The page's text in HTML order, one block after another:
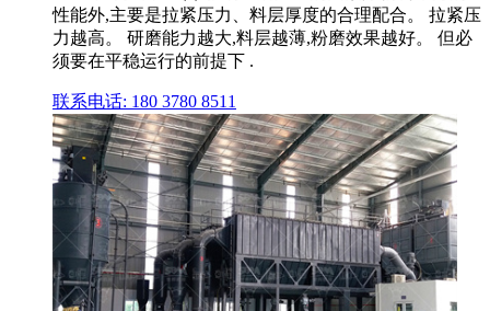
性能外,主要是拉紧压力、料层厚度的合理配合。 拉紧压
力越高。 研磨能力越大,料层越薄,粉磨效果越好。 但必
须要在平稳运行的前提下 .
联系电话: 180 3780 8511